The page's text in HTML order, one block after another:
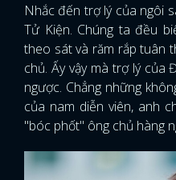
Nhắc đến trợ lý của ngôi
Tử Kiện. Chúng ta đều
theo sát và răm rắp tuân
chủ. Ấy vậy mà trợ lý của
ngược. Chẳng những
của nam diễn viên, anh
"bóc phốt" ông chủ hàng